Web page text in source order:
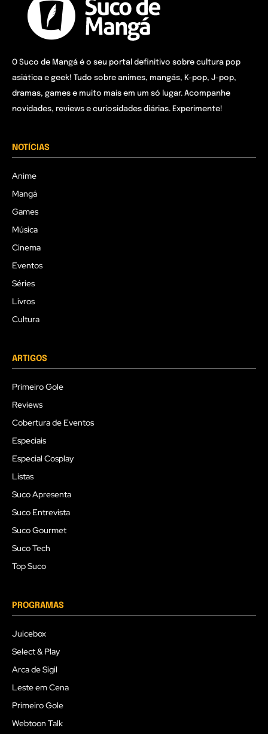
O Suco de Mangá é o seu portal definitivo sobre cultura pop
asiática e geek! Tudo sobre animes, mangás, K-pop, J-pop,
dramas, games e muito mais em um só lugar. Acompanhe
novidades, reviews e curiosidades diárias. Experimente!
NOTÍCIAS
Anime
Mangá
Games
Música
Cinema
Eventos
Séries
Livros
Cultura
ARTIGOS
Primeiro Gole
Reviews
Cobertura de Eventos
Especiais
Especial Cosplay
Listas
Suco Apresenta
Suco Entrevista
Suco Gourmet
Suco Tech
Top Suco
PROGRAMAS
Juicebox
Select & Play
Arca de Sigil
Leste em Cena
Primeiro Gole
Webtoon Talk